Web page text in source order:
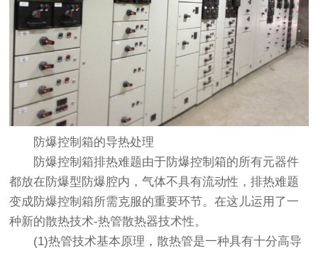
防爆控制箱的导热处理
防爆控制箱排热难题由于防爆控制箱的所有元器件
都放在防爆型防爆腔内，气体不具有流动性，排热难题
变成防爆控制箱所需克服的重要环节。在这儿运用了一
种新的散热技术-热管散热器技术性。
(1)热管技术基本原理，散热管是一种具有十分高导